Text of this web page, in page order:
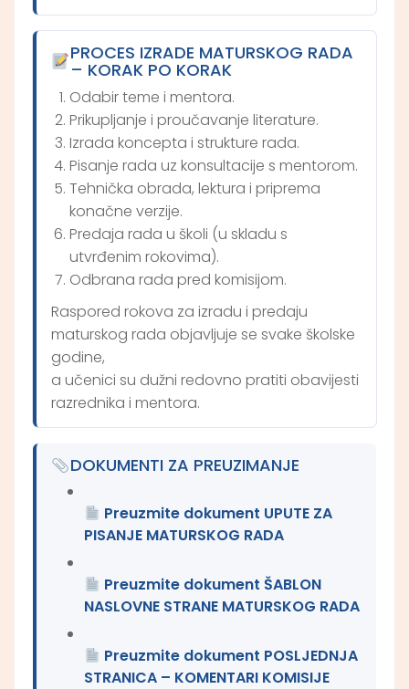
PROCES IZRADE MATURSKOG RADA
– KORAK PO KORAK
Odabir teme i mentora.
Prikupljanje i proučavanje literature.
Izrada koncepta i strukture rada.
Pisanje rada uz konsultacije s mentorom.
Tehnička obrada, lektura i priprema
konačne verzije.
Predaja rada u školi (u skladu s
utvrđenim rokovima).
Odbrana rada pred komisijom.
Raspored rokova za izradu i predaju
maturskog rada objavljuje se svake školske
godine,
a učenici su dužni redovno pratiti obavijesti
razrednika i mentora.
DOKUMENTI ZA PREUZIMANJE
Preuzmite dokument UPUTE ZA
PISANJE MATURSKOG RADA
Preuzmite dokument ŠABLON
NASLOVNE STRANE MATURSKOG RADA
Preuzmite dokument POSLJEDNJA
STRANICA – KOMENTARI KOMISIJE